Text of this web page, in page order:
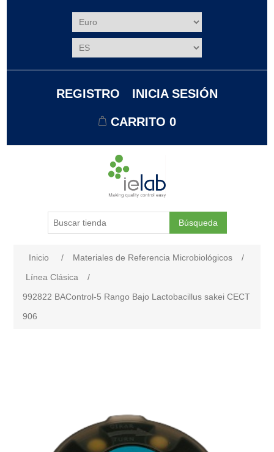
REGISTRO INICIA SESIÓN
CARRITO 0
Búsqueda
Inicio / Materiales de Referencia Microbiológicos
/
Línea Clásica
/
992822 BAControl-5 Rango Bajo Lactobacillus sakei CECT
906